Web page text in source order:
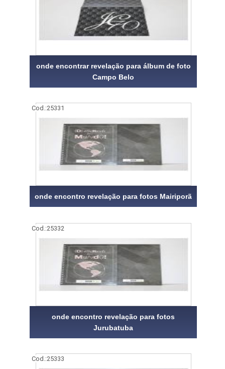
onde encontrar revelação para álbum de foto
Campo Belo
Cod.:25331
onde encontro revelação para fotos Mairiporã
Cod.:25332
onde encontro revelação para fotos
Jurubatuba
Cod.:25333